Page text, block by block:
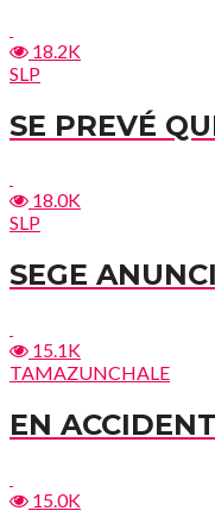
18.2K
SLP
SE PREVÉ
18.0K
SLP
SEGE
15.1K
TAMAZUNCHALE
EN
15.0K